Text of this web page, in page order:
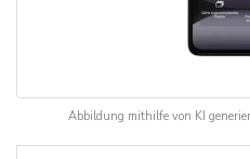
Abbildung mithilfe von KI